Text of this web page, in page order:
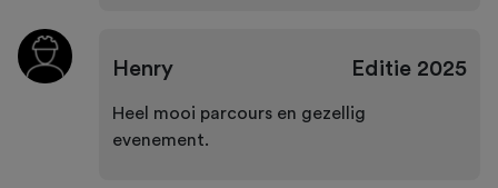
Henry Editie2025
Heel mooi parcours en gezellig
evenement.